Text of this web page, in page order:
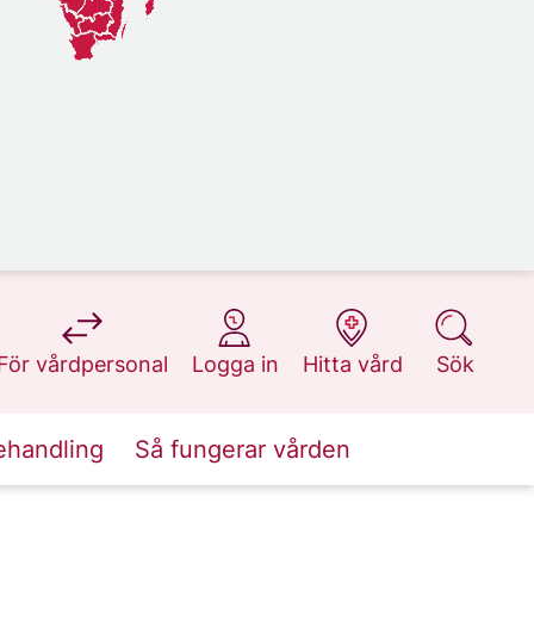
vårdpersonal
på 1177.se
Logga in
på 1177.se
Hitta vård
på 1177.se
Sök
på 1177.se
Så fungerar vården